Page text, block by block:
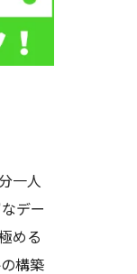
一人
デー
める
構築